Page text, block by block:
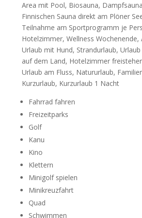
Area mit Pool, Biosauna,
Finnischen Sauna direkt am Plöner
Teilnahme am Sportprogramm je
Hotelzimmer, Wellness Wochenende,
Urlaub mit Hund, Strandurlaub,
auf dem Land, Hotelzimmer
Urlaub am Fluss, Natururlaub,
Kurzurlaub, Kurzurlaub 1 Nacht
Fahrrad fahren
Freizeitparks
Golf
Kanu
Kino
Klettern
Minigolf spielen
Minikreuzfahrt
Quad
Schwimmen